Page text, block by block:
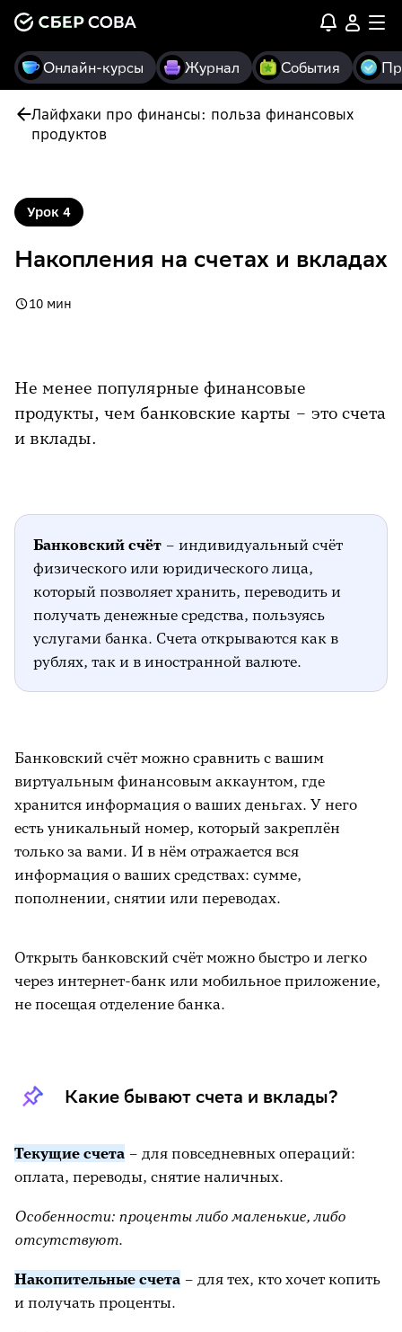
Онлайн-курсы Журнал События
Лайфхаки про финансы: польза финансовых
продуктов
Урок 4
Накопления на счетах и вкладах
10 мин
Не менее популярные финансовые
продукты, чем банковские карты – это счета
и вклады.
Банковский счёт – индивидуальный счёт
физического или юридического лица,
который позволяет хранить, переводить и
получать денежные средства, пользуясь
услугами банка. Счета открываются как в
рублях, так и в иностранной валюте.
Банковский счёт можно сравнить с вашим
виртуальным финансовым аккаунтом, где
хранится информация о ваших деньгах. У него
есть уникальный номер, который закреплён
только за вами. И в нём отражается вся
информация о ваших средствах: сумме,
пополнении, снятии или переводах.
Открыть банковский счёт можно быстро и легко
через интернет-банк или мобильное приложение,
не посещая отделение банка.
Какие бывают счета и вклады?
Текущие счета – для повседневных операций:
оплата, переводы, снятие наличных.
Особенности: проценты либо маленькие, либо
отсутствуют.
Накопительные счета – для тех, кто хочет копить
и получать проценты.